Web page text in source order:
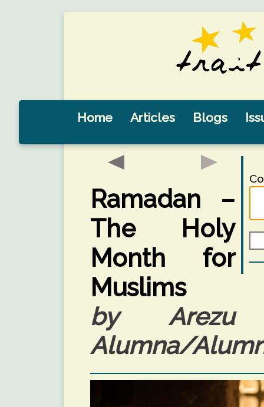
Home Articles Blogs
Ramadan –
The Holy
Month for
Muslims
by Arezu
Alumna/